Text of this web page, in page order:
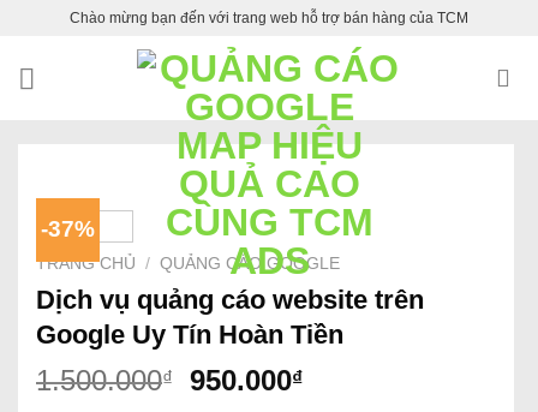
content
Chào mừng bạn đến với trang web hỗ trợ bán hàng của TCM
-37%
TRANG CHỦ / QUẢNG CÁO GOOGLE
Dịch vụ quảng cáo website trên
Google Uy Tín Hoàn Tiền
1.500.000₫ 950.000₫